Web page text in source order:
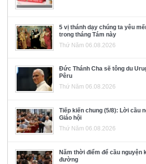
5 vị thánh dạy chúng ta yêu
trong tháng Tám này
Thứ Năm 06.08.2026
Đức Thánh Cha sẽ tông du
Pêru
Thứ Năm 06.08.2026
Tiếp kiến chung (5/8): Lời cầu
Giáo hội
Thứ Năm 06.08.2026
Năm thời điểm để cầu nguyện
đường